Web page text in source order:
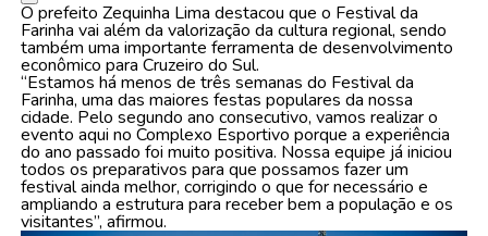
O prefeito Zequinha Lima destacou que o Festival da
Farinha vai além da valorização da cultura regional, sendo
também uma importante ferramenta de desenvolvimento
econômico para Cruzeiro do Sul.
“Estamos há menos de três semanas do Festival da
Farinha, uma das maiores festas populares da nossa
cidade. Pelo segundo ano consecutivo, vamos realizar o
evento aqui no Complexo Esportivo porque a experiência
do ano passado foi muito positiva. Nossa equipe já iniciou
todos os preparativos para que possamos fazer um
festival ainda melhor, corrigindo o que for necessário e
ampliando a estrutura para receber bem a população e os
visitantes”, afirmou.